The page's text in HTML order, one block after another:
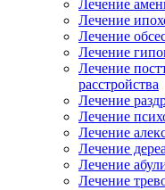
Лечение
Лечение
Лечение
Лечение
Лечение
расстройства
Лечение
Лечение
Лечение
Лечение
Лечение
Лечение